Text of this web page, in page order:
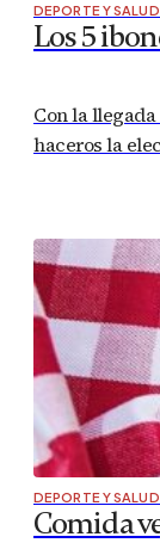
DEPORTE Y
Los 5
Con la
haceros la
DEPORTE Y
Comida